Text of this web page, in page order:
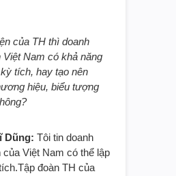
của TH thì doanh
Việt Nam có khả năng
tích, hay tạo nên
hiệu, biểu tượng
Dũng: Tôi tin doanh
của Việt Nam có thể lập
đoàn TH của